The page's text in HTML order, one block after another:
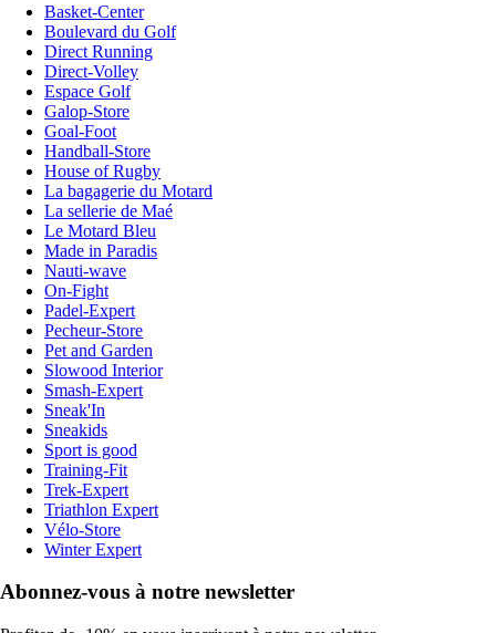
Basket-Center
Boulevard du Golf
Direct Running
Direct-Volley
Espace Golf
Galop-Store
Goal-Foot
Handball-Store
House of Rugby
La bagagerie du Motard
La sellerie de Maé
Le Motard Bleu
Made in Paradis
Nauti-wave
On-Fight
Padel-Expert
Pecheur-Store
Pet and Garden
Slowood Interior
Smash-Expert
Sneak'In
Sneakids
Sport is good
Training-Fit
Trek-Expert
Triathlon Expert
Vélo-Store
Winter Expert
Abonnez-vous à notre newsletter